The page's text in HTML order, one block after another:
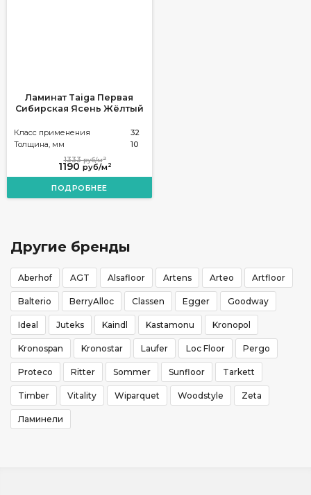
Ламинат Taiga Первая
Сибирская Ясень Жёлтый
Класс применения
32
Толщина, мм
10
1190 руб/м 2
1333руб/м2
ПОДРОБНЕЕ
Другие бренды
Aberhof AGT Alsafloor Artens Arteo Artfloor
Balterio BerryAlloc Classen Egger Goodway
Ideal Juteks Kaindl Kastamonu Kronopol
Kronospan Kronostar Laufer Loc Floor Pergo
Proteco Ritter Sommer Sunfloor Tarkett
Timber Vitality Wiparquet Woodstyle Zeta
Ламинели